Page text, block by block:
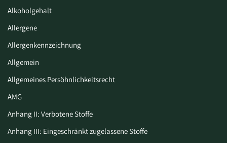
Alkoholgehalt
Allergene
Allergenkennzeichnung
Allgemein
Allgemeines Persöhnlichkeitsrecht
AMG
Anhang II: Verbotene Stoffe
Anhang III: Eingeschränkt zugelassene Stoffe